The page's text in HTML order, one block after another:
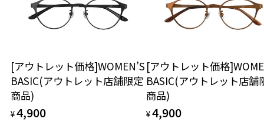
[アウトレット価格]WOMEN’S
BASIC(アウトレット店舗限定
商品)
¥4,900
[アウトレット価格
BASIC(アウトレット店舗
商品)
¥4,900